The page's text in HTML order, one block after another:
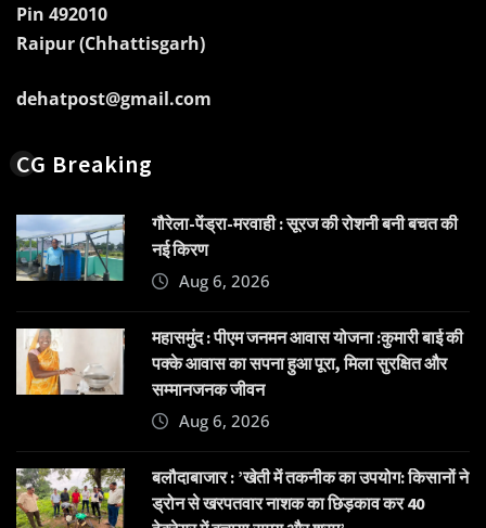
Pin 492010
Raipur (Chhattisgarh)
dehatpost@gmail.com
CG Breaking
गौरेला-पेंड्रा-मरवाही : सूरज की रोशनी बनी बचत की
नई किरण
Aug 6, 2026
महासमुंद : पीएम जनमन आवास योजना :कुमारी बाई की
पक्के आवास का सपना हुआ पूरा, मिला सुरक्षित और
सम्मानजनक जीवन
Aug 6, 2026
बलौदाबाजार : ’खेती में तकनीक का उपयोग: किसानों ने
ड्रोन से खरपतवार नाशक का छिड़काव कर 40